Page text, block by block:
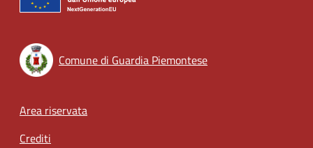
Comune di Guardia Piemontese
Footer menu
Area riservata
Crediti